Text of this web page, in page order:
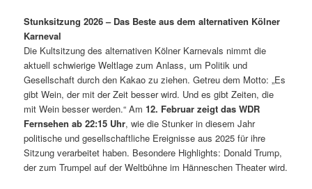
Stunksitzung 2026– Das Beste aus dem alternativen Kölner
Karneval
Die Kultsitzung des alternativen Kölner Karnevals nimmt die
aktuell schwierige Weltlage zum Anlass, um Politik und
Gesellschaft durch den Kakao zu ziehen. Getreu dem Motto: „Es
gibt Wein, der mit der Zeit besser wird. Und es gibt Zeiten, die
mit Wein besser werden.“ Am12. Februar zeigt das WDR
Fernsehen ab 22:15 Uhr, wie die Stunker in diesem Jahr
politische und gesellschaftliche Ereignisse aus 2025 für ihre
Sitzung verarbeitet haben. Besondere Highlights: Donald Trump,
der zum Trumpel auf der Weltbühne im Hänneschen Theater wird.